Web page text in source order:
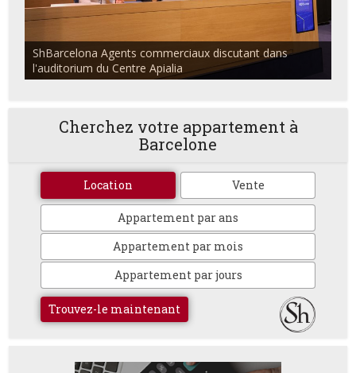
ShBarcelona Agents commerciaux discutant dans
l'auditorium du Centre Apialia
Cherchez votre appartement à
Barcelone
Location Vente
Appartement par ans
Appartement par mois
Appartement par jours
Trouvez-le maintenant